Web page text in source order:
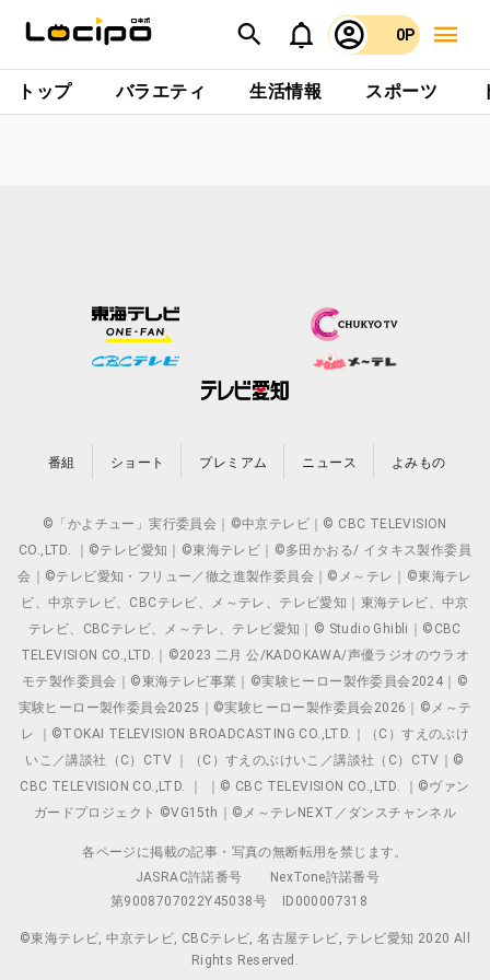
0P
トップ バラエティ 生活情報 スポーツ
番組 ショート プレミアム ニュース よみもの
©「かよチュー」実行委員会｜©中京テレビ｜© CBC TELEVISION
CO.,LTD. ｜©テレビ愛知｜©東海テレビ｜©多田かおる/ イタキス製作委員
会｜©テレビ愛知・フリュー／徹之進製作委員会｜©メ～テレ｜©東海テレ
ビ、中京テレビ、CBCテレビ、メ～テレ、テレビ愛知｜東海テレビ、中京
テレビ、CBCテレビ、メ～テレ、テレビ愛知｜© Studio Ghibli｜©CBC
TELEVISION CO.,LTD.｜©2023 二月 公/KADOKAWA/声優ラジオのウラオ
モテ製作委員会｜©東海テレビ事業｜©実験ヒーロー製作委員会2024｜©
実験ヒーロー製作委員会2025｜©実験ヒーロー製作委員会2026｜©メ～テ
レ ｜©TOKAI TELEVISION BROADCASTING CO.,LTD.｜（C）すえのぶけ
いこ／講談社（C）CTV ｜（C）すえのぶけいこ／講談社（C）CTV｜©
CBC TELEVISION CO.,LTD. ｜ ｜© CBC TELEVISION CO.,LTD. ｜©ヴァン
ガードプロジェクト ©VG15th｜©メ～テレNEXT／ダンスチャンネル
各ページに掲載の記事・写真の無断転用を禁じます。
JASRAC許諾番号
NexTone許諾番号
第9008707022Y45038号
ID000007318
©東海テレビ, 中京テレビ, CBCテレビ, 名古屋テレビ, テレビ愛知 2020 All
Rights Reserved.